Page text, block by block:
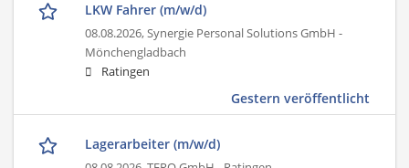
LKW Fahrer (m/w/d)
08.08.2026,Synergie Personal Solutions GmbH -
Mönchengladbach
Ratingen
Gestern veröffentlicht
Lagerarbeiter (m/w/d)